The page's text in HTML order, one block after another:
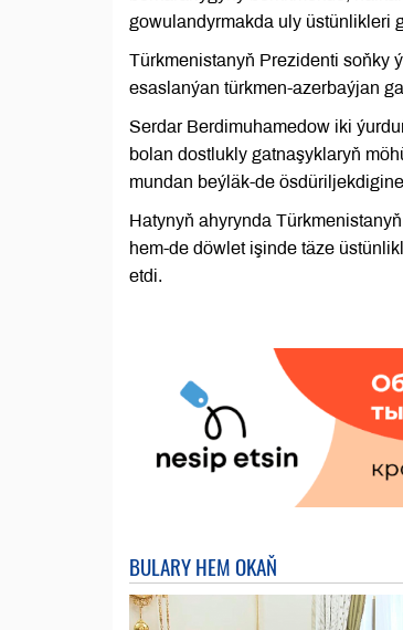
gowulandyrmakda uly üstünlikleri
Türkmenistanyň Prezidenti soňky
esaslanýan türkmen-azerbaýjan
Serdar Berdimuhamedow iki
bolan dostlukly gatnaşyklaryň
mundan beýläk-de
Hatynyň ahyrynda
hem-de döwlet işinde täze
etdi.
BULARY HEM OKAŇ